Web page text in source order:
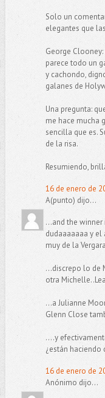
Solo un
elegantes que
George
parece todo un
y cachondo,
galanes de
Una pregunta:
me hace mucha
sencilla que es.
de la risa.
Resumiendo,
16 de enero de
A(punto) dijo...
...and the
dudaaaaaaa y el
muy de la
...discrepo lo de
otra
...a Julianne
Glenn Close
....y
¿están haciendo
16 de enero de
Anónimo dijo...